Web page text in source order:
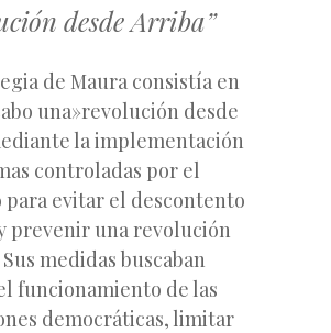
desde Arriba”
de Maura consistía en
una»revolución desde
la implementación
controladas por el
para evitar el descontento
prevenir una revolución
medidas buscaban
funcionamiento de las
democráticas, limitar